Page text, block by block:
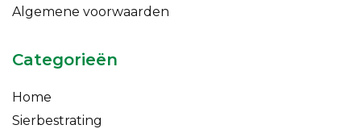
Algemene voorwaarden
Categorieën
Home
Sierbestrating